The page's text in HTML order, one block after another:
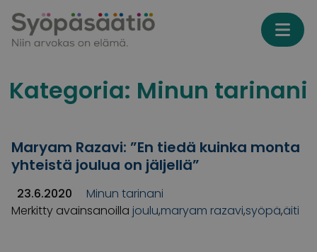
Kategoria: Minun tarinani
Maryam Razavi: ”En tiedä kuinka monta
yhteistä joulua on jäljellä”
23.6.2020
Minun tarinani
Merkitty avainsanoilla joulu,maryam razavi,syöpä,äiti